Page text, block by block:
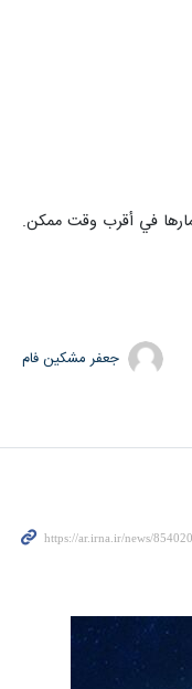
في أقرب وقت ممكن.
جعفر مشکین فام